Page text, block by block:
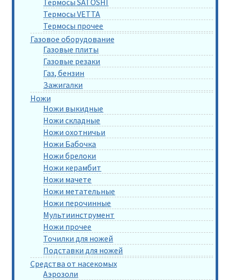
Термосы SATOSHI
Термосы VETTA
Термосы прочее
Газовое оборудование
Газовые плиты
Газовые резаки
Газ, бензин
Зажигалки
Ножи
Ножи выкидные
Ножи складные
Ножи охотничьи
Ножи Бабочка
Ножи брелоки
Ножи керамбит
Ножи мачете
Ножи метательные
Ножи перочинные
Мультиинструмент
Ножи прочее
Точилки для ножей
Подставки для ножей
Средства от насекомых
Аэрозоли